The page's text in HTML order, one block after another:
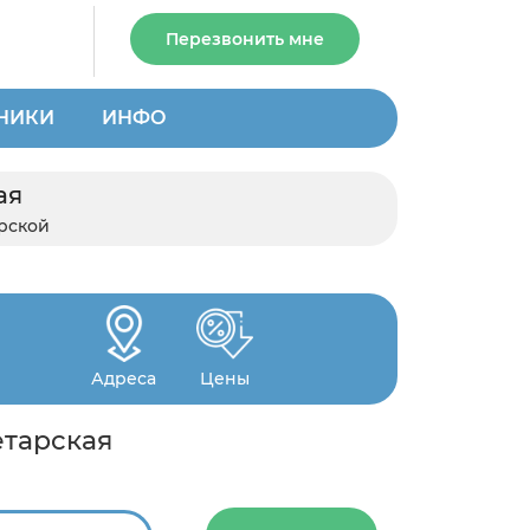
Перезвонить мне
ИНФО
Адреса Цены